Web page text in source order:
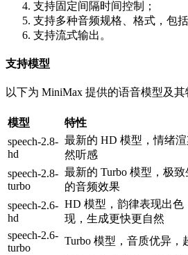
支持固定间隔时间控制；
支持多种音频规格、格式，包括
支持流式输出。
支持模型
以下为 MiniMax 提供的语音模型及其
模型
特性
speech-2.8-
hd
最新的 HD 模型，情绪
然听感
speech-2.8-
turbo
最新的 Turbo 模型，极
的音频效果
speech-2.6-
hd
HD 模型，韵律表现出色
现，生成更快更自然
speech-2.6-
turbo
Turbo 模型，音质优异，